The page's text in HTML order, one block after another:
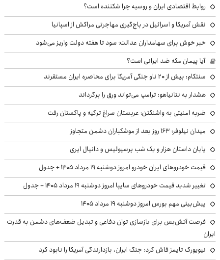
روابط اقتصادی ایران و روسیه چرا شکننده است؟
نقش آمریکا و اسرائیل در باج‌گیری مهاجرتی مراکش از اسپانیا
خبر خوش برای سهامداران عدالت؛ سود تا هفته دولت واریز می‌شود
آیا پیمان مکه ضد ایرانی است؟
سنتکام: بیش از ۲۰ ناو جنگی آمریکا برای محاصره ایران مستقرند
هشدار به نتانیاهو: ترامپ می‌تواند ورق را برگرداند
ضربه امنیتی به واشنگتن؛ عربستان سراغ ترکیه و پاکستان رفت
میدان نیلوفر؛ ۱۶۳ روز بعد از موشکباران دشمن متجاوز
پایان داستان هزار و یک شب پرسپولیس و دانیال ایری
قیمت خودروهای ایران خودرو امروز دوشنبه ۱۹ مرداد ۱۴۰۵ + جدول
تغییر شدید قیمت خودروهای سایپا امروز دوشنبه ۱۹ مرداد ۱۴۰۵ + جدول
پیش‌بینی مهم بورس امروز دوشنبه ۱۹ مرداد ۱۴۰۵
فرصت آتش‌بس برای بازسازی توان دفاعی و تبدیل ضعف‌های دشمن به قدرت
ایران
نیویورک تایمز فاش کرد: جنگ ایران، بازدارندگی آمریکا را نابود کرد